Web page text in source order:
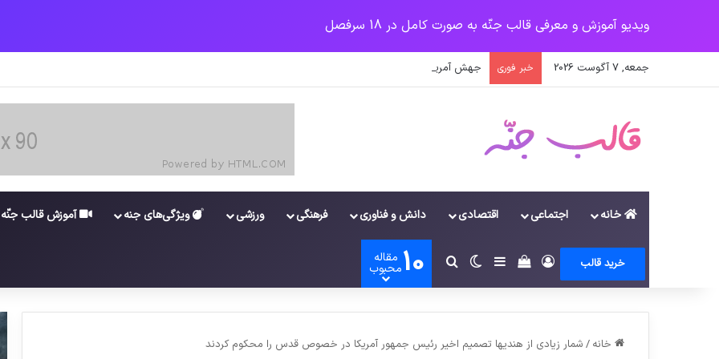
ویدیو آموزش و معرفی قالب جنّه به صورت کامل در 18 سرفصل
جمعه, 7 آگوست 2026 خبر فوری جهش آمریکایی کرونا و چالشی جدید برای واکسن/ آغاز توزیع واکسن از سوی اتحادیه کوواکس
خانه اجتماعی اقتصادی دانش و فناوری فرهنگی ورزشی ویژگی‌های جنه آموزش قالب جنّه
خرید قالب وروددیدن سبد خرید
سایدبارتغییر پوسته
جستجو برای
10 مقاله
محبوب
خانه / شمار زیادی از هندیها تصمیم اخیر رئیس جمهور آمریکا در خصوص قدس را محکوم کردند